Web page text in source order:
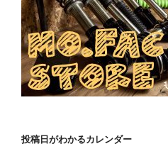
投稿日がわかるカレンダー